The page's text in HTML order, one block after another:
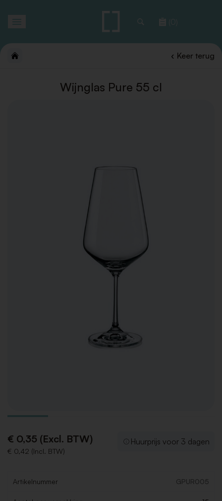
(0)
Keer terug
Wijnglas Pure 55 cl
€ 0,35 (Excl. BTW)
€ 0,42 (Incl. BTW)
Huurprijs voor 3 dagen
Artikelnummer GPUR005